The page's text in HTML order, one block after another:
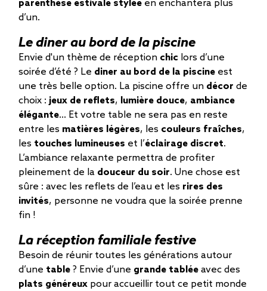
parenthèse estivale stylée en enchantera plus
d’un.
Le diner au bord de la piscine
Envie d'un thème de réception chic lors d’une
soirée d’été ? Le diner au bord de la piscine est
une très belle option. La piscine offre un décor de
choix : jeux de reflets, lumière douce, ambiance
élégante... Et votre table ne sera pas en reste
entre les matières légères, les couleurs fraîches,
les touches lumineuses et l’éclairage discret.
L’ambiance relaxante permettra de profiter
pleinement de la douceur du soir. Une chose est
sûre : avec les reflets de l’eau et les rires des
invités, personne ne voudra que la soirée prenne
fin !
La réception familiale festive
Besoin de réunir toutes les générations autour
d’une table ? Envie d’une grande tablée avec des
plats généreux pour accueillir tout ce petit monde